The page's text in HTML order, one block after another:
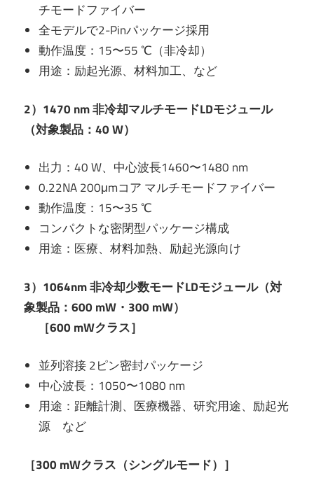
チモードファイバー
全モデルで2-Pinパッケージ採用
動作温度：15〜55 ℃（非冷却）
用途：励起光源、材料加工、など
2）1470 nm 非冷却マルチモードLDモジュール
（対象製品：40 W）
出力：40 W、中心波長1460〜1480 nm
0.22NA 200μmコア マルチモードファイバー
動作温度：15〜35 ℃
コンパクトな密閉型パッケージ構成
用途：医療、材料加熱、励起光源向け
3）1064nm 非冷却少数モードLDモジュール（対
象製品：600 mW・300 mW）
［600 mWクラス］
並列溶接 2ピン密封パッケージ
中心波長：1050〜1080 nm
用途：距離計測、医療機器、研究用途、励起光
源 など
［300 mWクラス（シングルモード）］